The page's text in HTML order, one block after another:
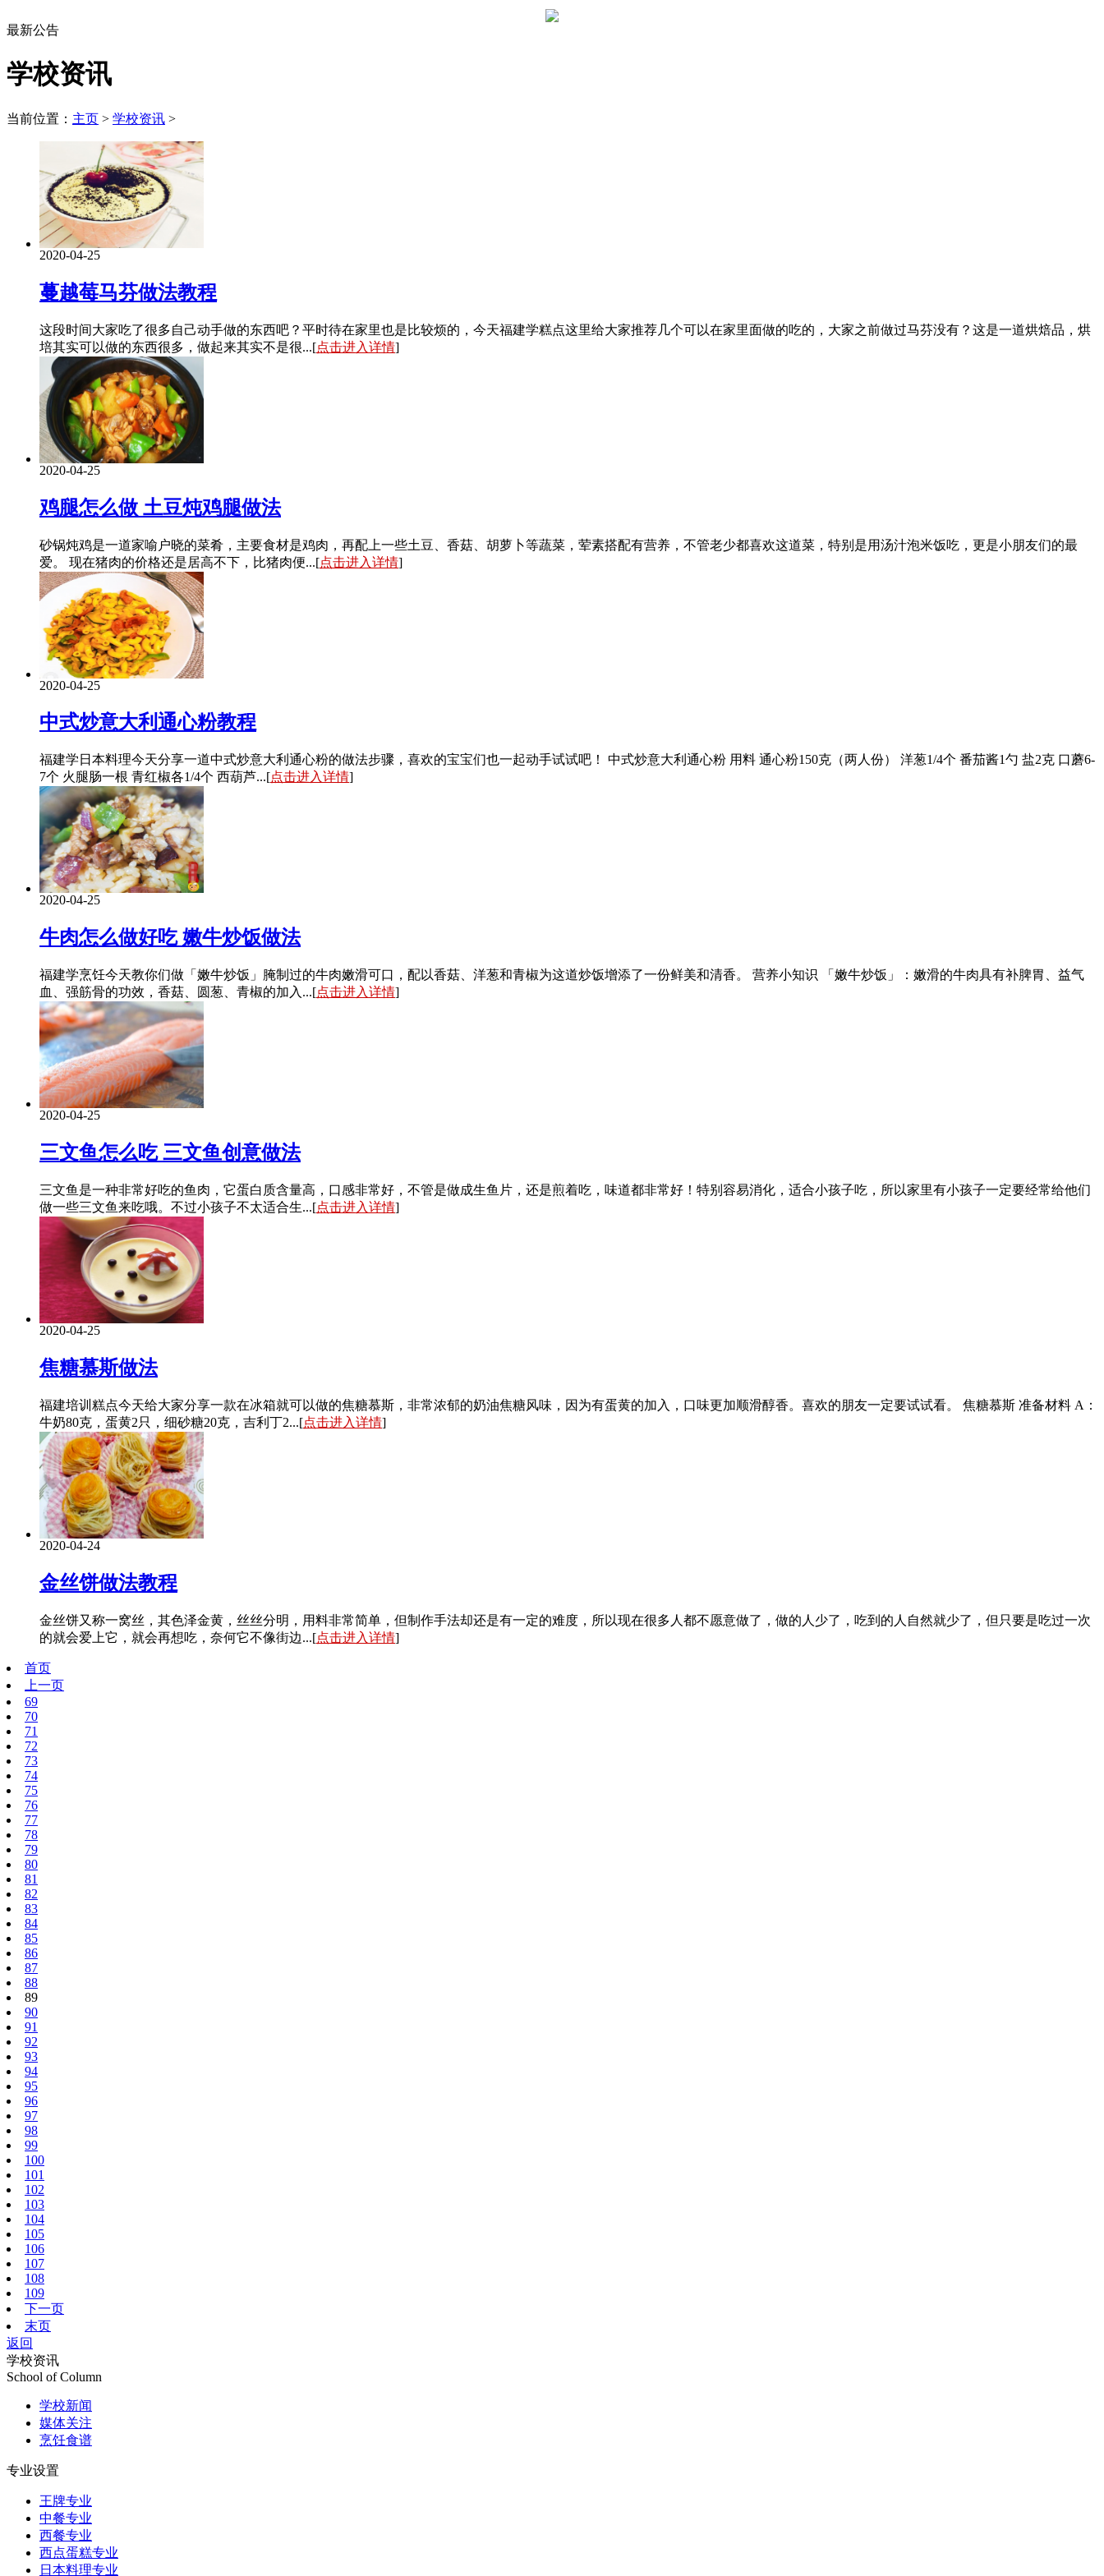
最新公告
学校资讯
当前位置： 主页 > 学校资讯 >
2020-04-25
蔓越莓马芬做法教程
这段时间大家吃了很多自己动手做的东西吧？平时待在家里也是比较烦的，今天福建学糕点这里给大家推荐几个可以在家里面做的吃的，大家之前做过马芬没有？这是一道烘焙品，烘
培其实可以做的东西很多，做起来其实不是很...[点击进入详情]
2020-04-25
鸡腿怎么做 土豆炖鸡腿做法
砂锅炖鸡是一道家喻户晓的菜肴，主要食材是鸡肉，再配上一些土豆、香菇、胡萝卜等蔬菜，荤素搭配有营养，不管老少都喜欢这道菜，特别是用汤汁泡米饭吃，更是小朋友们的最
爱。 现在猪肉的价格还是居高不下，比猪肉便...[点击进入详情]
2020-04-25
中式炒意大利通心粉教程
福建学日本料理今天分享一道中式炒意大利通心粉的做法步骤，喜欢的宝宝们也一起动手试试吧！ 中式炒意大利通心粉 用料 通心粉150克（两人份） 洋葱1/4个 番茄酱1勺 盐2克 口蘑6-
7个 火腿肠一根 青红椒各1/4个 西葫芦...[点击进入详情]
2020-04-25
牛肉怎么做好吃 嫩牛炒饭做法
福建学烹饪今天教你们做「嫩牛炒饭」腌制过的牛肉嫩滑可口，配以香菇、洋葱和青椒为这道炒饭增添了一份鲜美和清香。 营养小知识 「嫩牛炒饭」：嫩滑的牛肉具有补脾胃、益气
血、强筋骨的功效，香菇、圆葱、青椒的加入...[点击进入详情]
2020-04-25
三文鱼怎么吃 三文鱼创意做法
三文鱼是一种非常好吃的鱼肉，它蛋白质含量高，口感非常好，不管是做成生鱼片，还是煎着吃，味道都非常好！特别容易消化，适合小孩子吃，所以家里有小孩子一定要经常给他们
做一些三文鱼来吃哦。不过小孩子不太适合生...[点击进入详情]
2020-04-25
焦糖慕斯做法
福建培训糕点今天给大家分享一款在冰箱就可以做的焦糖慕斯，非常浓郁的奶油焦糖风味，因为有蛋黄的加入，口味更加顺滑醇香。喜欢的朋友一定要试试看。 焦糖慕斯 准备材料 A：
牛奶80克，蛋黄2只，细砂糖20克，吉利丁2...[点击进入详情]
2020-04-24
金丝饼做法教程
金丝饼又称一窝丝，其色泽金黄，丝丝分明，用料非常简单，但制作手法却还是有一定的难度，所以现在很多人都不愿意做了，做的人少了，吃到的人自然就少了，但只要是吃过一次
的就会爱上它，就会再想吃，奈何它不像街边...[点击进入详情]
首页
上一页
69
70
71
72
73
74
75
76
77
78
79
80
81
82
83
84
85
86
87
88
89
90
91
92
93
94
95
96
97
98
99
100
101
102
103
104
105
106
107
108
109
下一页
末页
返回
学校资讯
School of Column
学校新闻
媒体关注
烹饪食谱
专业设置
王牌专业
中餐专业
西餐专业
西点蛋糕专业
日本料理专业